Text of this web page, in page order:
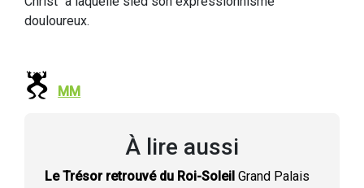
douloureux.
MM
À lire aussi
Le Trésor retrouvé du Roi-Soleil Grand Palais